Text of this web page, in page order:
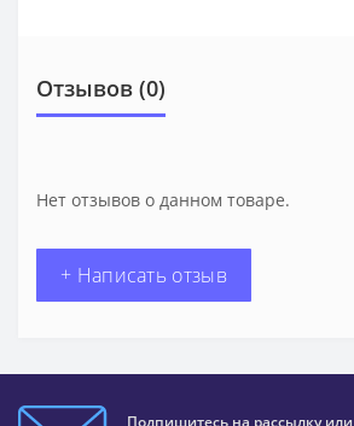
Отзывов (0)
Нет отзывов о данном товаре.
+ Написать отзыв
Подпишитесь на рассылку или